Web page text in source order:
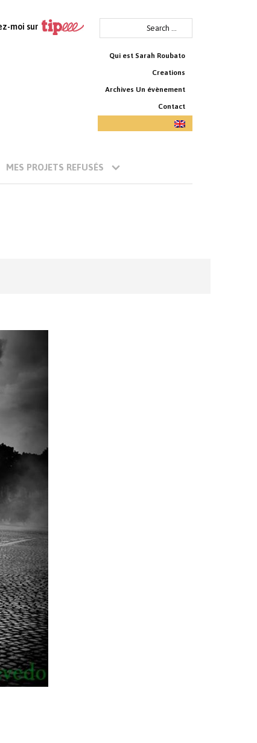
moi sur
for:
Qui est Sarah Roubato
Creations
Archives Un évènement
Contact
MES PROJETS REFUSÉS